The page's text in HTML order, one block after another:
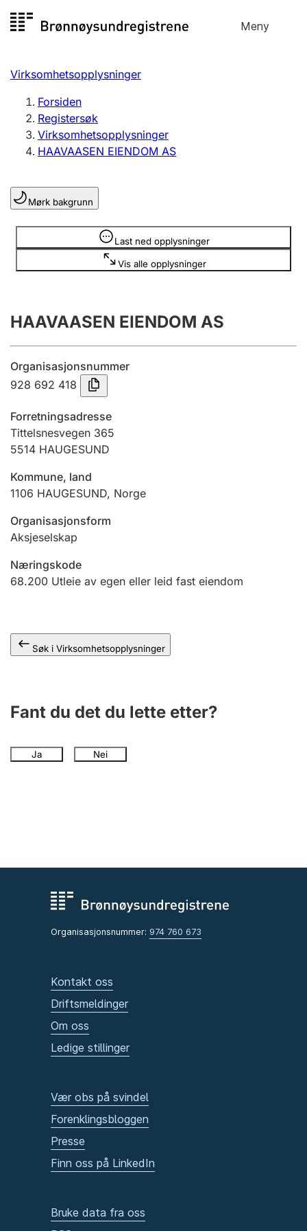
til
Meny
Registersøk
Aksjeselskap
Enkeltpersonforetak
Registrere, endre, slette
Lag og forening
Registrere, endre, slette
Årsregnskap
Innsending og forsinkelsesgebyr
Tinglysing
Jeger
Ektepaktveileder
Offentlig sektor
Virksomhetsopplysninger
Forsiden
Registersøk
Virksomhetsopplysninger
HAAVAASEN EIENDOM AS
Mørk bakgrunn
Last ned opplysninger
Vis alle opplysninger
Opplysninger er skjult
HAAVAASEN EIENDOM AS
Organisasjonsnummer
928 692 418
Forretningsadresse
Tittelsnesvegen 365
5514 HAUGESUND
Kommune, land
1106 HAUGESUND, Norge
Organisasjonsform
Aksjeselskap
Næringskode
68.200 Utleie av egen eller leid fast eiendom
Søk i Virksomhetsopplysninger
Fant du det du lette etter?
Ja Nei
Organisasjonsnummer: 974 760 673
Kontakt oss
Driftsmeldinger
Om oss
Ledige stillinger
Vær obs på svindel
Forenklingsbloggen
Presse
Finn oss på LinkedIn
Bruke data fra oss